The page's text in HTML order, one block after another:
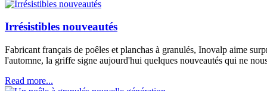
Irrésistibles nouveautés
Fabricant français de poêles et planchas à granulés, Inovalp aime
l'automne, la griffe signe aujourd'hui quelques nouveautés qui ne
Read more...